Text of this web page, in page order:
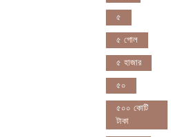
৫
৫ গোল
৫ হাজার
৫০
৫০০ কোটি
টাকা